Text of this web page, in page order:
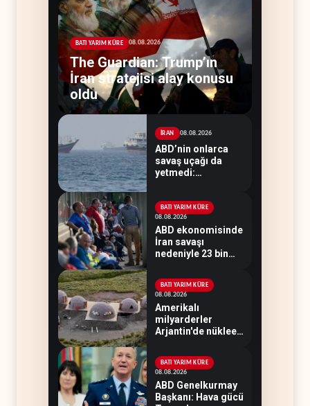
BATI YARIM KÜRE 08.08.2026
The Guardian: Trump’ın
İran stratejisi alay konusu
oldu
İRAN 08.08.2026
ABD’nin onlarca
savaş uçağı da
yetmedi:
BATI YARIM KÜRE
08.08.2026
ABD ekonomisinde
İran savaşı
nedeniyle 23 bin
yaşandı
BATI YARIM KÜRE
08.08.2026
Amerikalı
milyarderler
Arjantin'de nükleer
ediyor
BATI YARIM KÜRE
08.08.2026
ABD Genelkurmay
Başkanı: Hava gücü